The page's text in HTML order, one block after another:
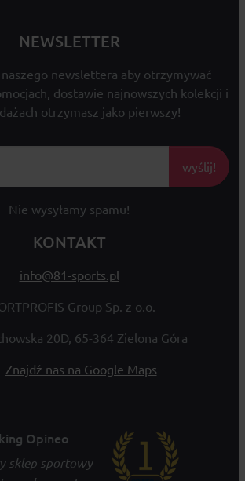
NEWSLETTER
naszego newslettera aby otrzymywać
dostawie najnowszych kolekcji i
otrzymasz jako pierwszy!
wyślij!
Nie wysyłamy spamu!
KONTAKT
info@81-sports.pl
Group Sp. z o.o.
20D, 65-364 Zielona Góra
Znajdź nas na Google Maps
Opineo
sklep sportowy